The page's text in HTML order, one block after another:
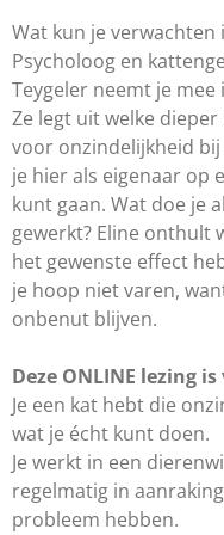
Wat kun je verwachten
Psycholoog en
Teygeler neemt je
Ze legt uit welke
voor onzindelijkheid
je hier als eigenaar op
kunt gaan. Wat doe je
gewerkt? Eline onthult
het gewenste effect
je hoop niet varen,
onbenut blijven.
Deze ONLINE lezing
Je een kat hebt die
wat je écht kunt doen.
Je werkt in een
regelmatig in
probleem hebben.